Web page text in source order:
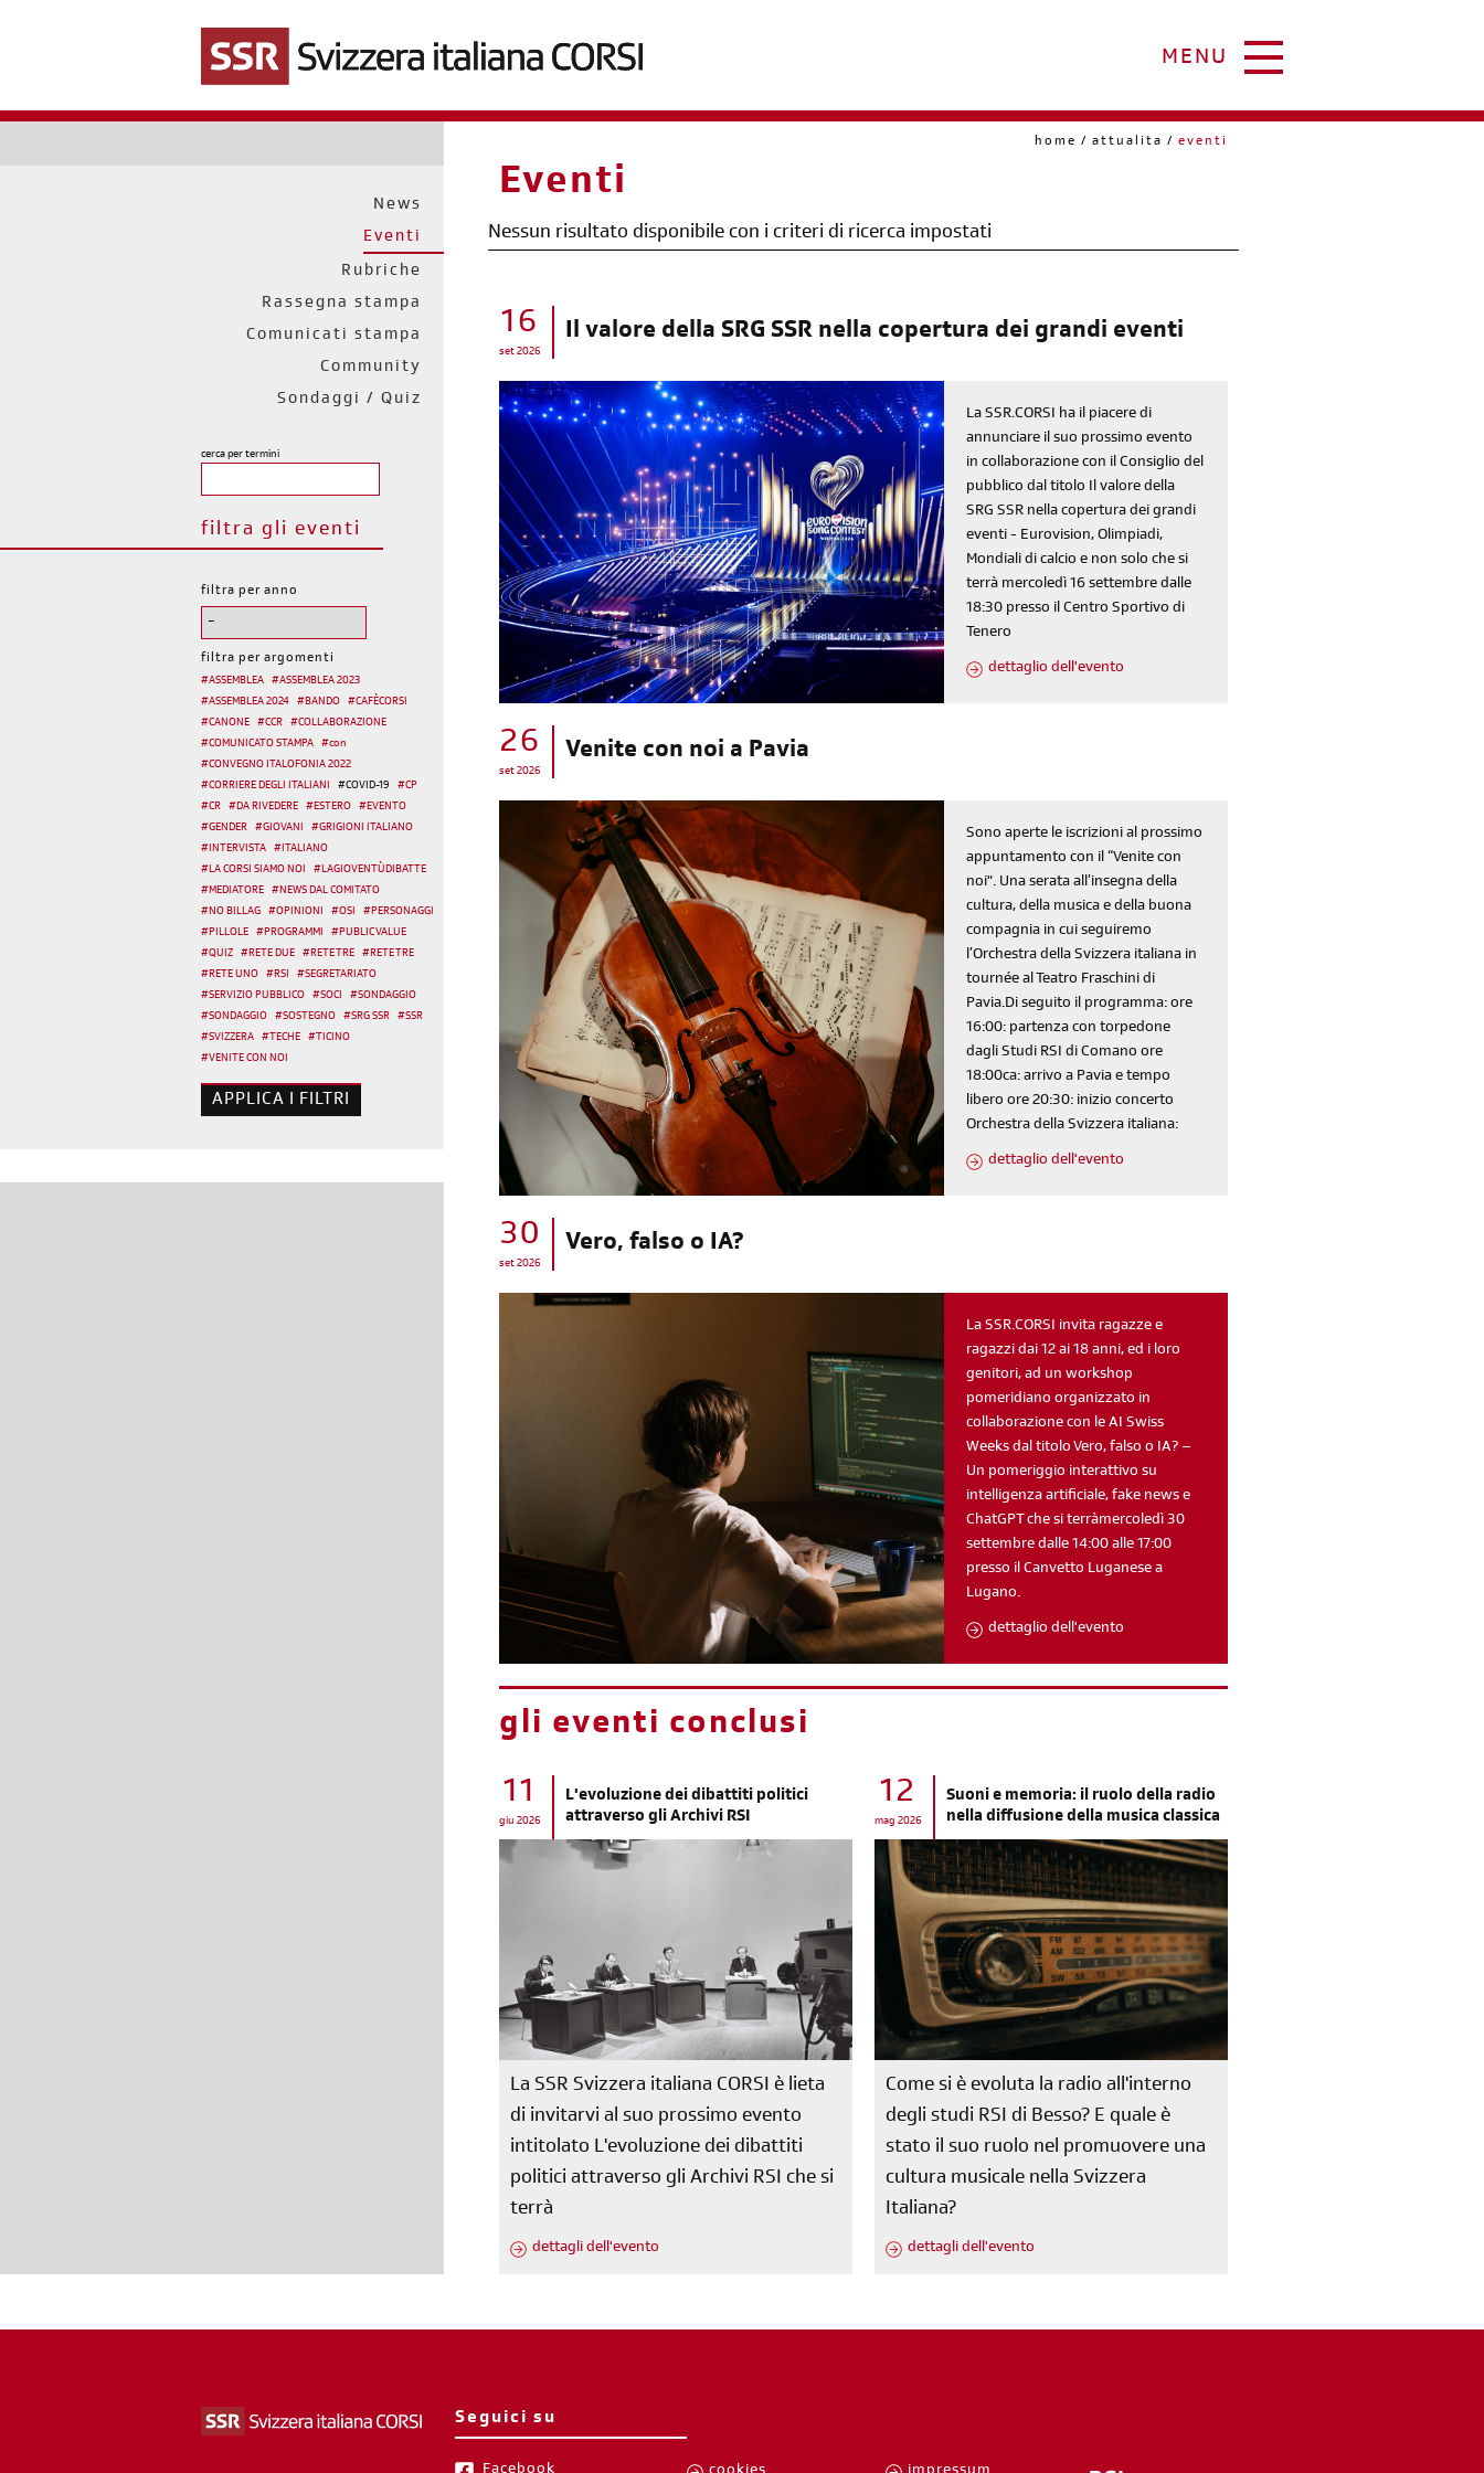
MENU
sondaggi
di' la tua
login
area riservata
News
Eventi
Rubriche
Rassegna stampa
Comunicati stampa
Community
Sondaggi / Quiz
cerca per termini
filtra gli eventi
filtra per anno
filtra per argomenti
#ASSEMBLEA #ASSEMBLEA 2023
#ASSEMBLEA 2024 #BANDO #CAFÈCORSI
#CANONE #CCR #COLLABORAZIONE
#COMUNICATO STAMPA #con
#CONVEGNO ITALOFONIA 2022
#CORRIERE DEGLI ITALIANI #COVID-19 #CP
#CR #DA RIVEDERE #ESTERO #EVENTO
#GENDER #GIOVANI #GRIGIONI ITALIANO
#INTERVISTA #ITALIANO
#LA CORSI SIAMO NOI #LAGIOVENTÙDIBATTE
#MEDIATORE #NEWS DAL COMITATO
#NO BILLAG #OPINIONI #OSI #PERSONAGGI
#PILLOLE #PROGRAMMI #PUBLIC VALUE
#QUIZ #RETE DUE #RETE TRE #RETE TRE
#RETE UNO #RSI #SEGRETARIATO
#SERVIZIO PUBBLICO #SOCI #SONDAGGIO
#SONDAGGIO #SOSTEGNO #SRG SSR #SSR
#SVIZZERA # TECHE # TICINO
#VENITE CON NOI
pane
home attualita eventi
Eventi
Nessun risultato disponibile con i criteri di ricerca impostati
16
set 2026
Il valore della SRG SSR nella copertura dei grandi eventi
La SSR.CORSI ha il piacere di
annunciare il suo prossimo evento
in collaborazione con il Consiglio del
pubblico dal titolo Il valore della
SRG SSR nella copertura dei grandi
eventi - Eurovision, Olimpiadi,
Mondiali di calcio e non solo che si
terrà mercoledì 16 settembre dalle
18:30 presso il Centro Sportivo di
Tenero
dettaglio dell'evento
26
set 2026
Venite con noi a Pavia
Sono aperte le iscrizioni al prossimo
appuntamento con il “Venite con
noi". Una serata all’insegna della
cultura, della musica e della buona
compagnia in cui seguiremo
l’Orchestra della Svizzera italiana in
tournée al Teatro Fraschini di
Pavia.Di seguito il programma: ore
16:00: partenza con torpedone
dagli Studi RSI di Comano ore
18:00ca: arrivo a Pavia e tempo
libero ore 20:30: inizio concerto
Orchestra della Svizzera italiana:
dettaglio dell'evento
30
set 2026
Vero, falso o IA?
La SSR.CORSI invita ragazze e
ragazzi dai 12 ai 18 anni, ed i loro
genitori, ad un workshop
pomeridiano organizzato in
collaborazione con le AI Swiss
Weeks dal titolo Vero, falso o IA? –
Un pomeriggio interattivo su
intelligenza artificiale, fake news e
ChatGPT che si terràmercoledì 30
settembre dalle 14:00 alle 17:00
presso il Canvetto Luganese a
Lugano.
dettaglio dell'evento
gli eventi conclusi
11
giu 2026
L'evoluzione dei dibattiti politici
attraverso gli Archivi RSI
La SSR Svizzera italiana CORSI è lieta
di invitarvi al suo prossimo evento
intitolato L'evoluzione dei dibattiti
politici attraverso gli Archivi RSI che si
terrà
dettagli dell'evento
12
mag 2026
Suoni e memoria: il ruolo della radio
nella diffusione della musica classica
Come si è evoluta la radio all'interno
degli studi RSI di Besso? E quale è
stato il suo ruolo nel promuovere una
cultura musicale nella Svizzera
Italiana?
dettagli dell'evento
Seguici su